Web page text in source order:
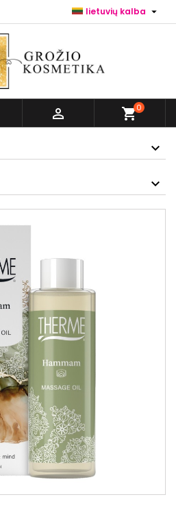
lietuvių kalba 
 shopping_cart0